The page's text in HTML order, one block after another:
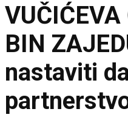
BIN
nastaviti